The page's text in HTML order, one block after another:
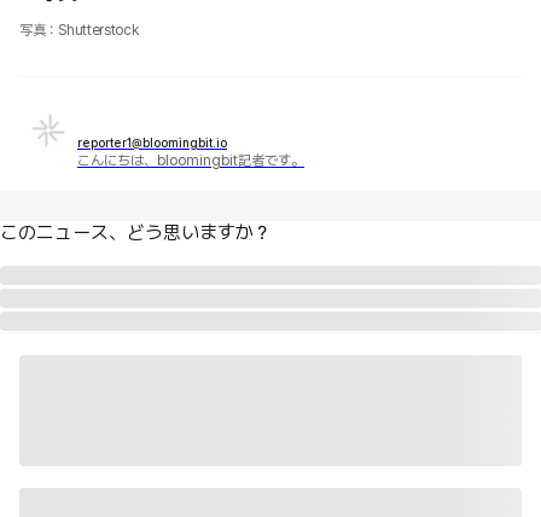
写真：Shutterstock
reporter1@bloomingbit.io
こんにちは、bloomingbit記者です。
このニュース、どう思いますか？